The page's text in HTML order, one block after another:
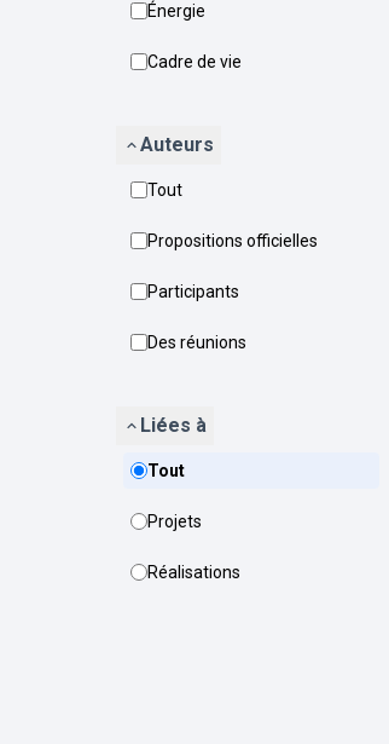
Énergie
Cadre de vie
Auteurs
Tout
Propositions officielles
Participants
Des réunions
Liées à
Tout
Projets
Réalisations